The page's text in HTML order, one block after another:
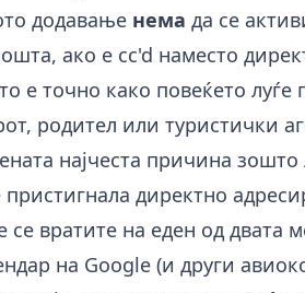
додавање нема да се
ако е cc'd наместо
е точно како повеќето луѓе
родител или туристички
најчеста причина зошто
директно
вратите на еден од двата
на Google (и други